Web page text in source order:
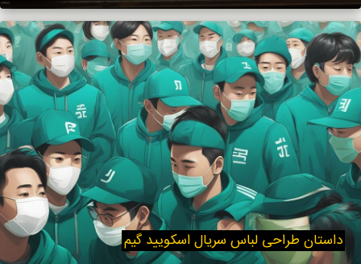
داستان طراحی لباس سریال اسکویید گیم